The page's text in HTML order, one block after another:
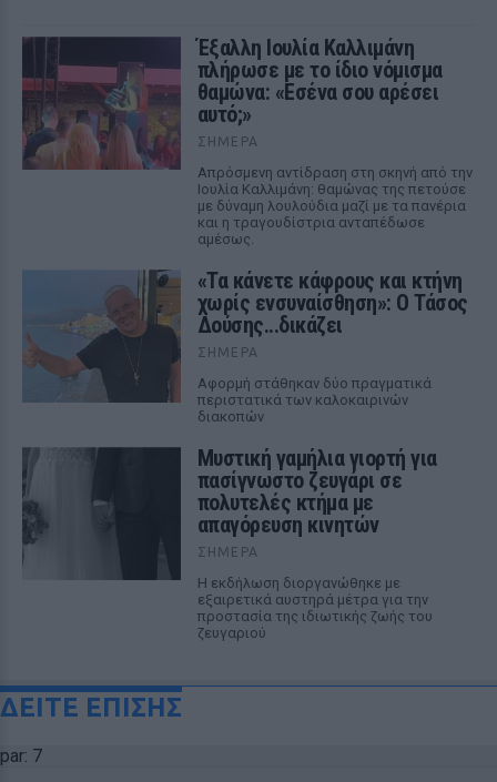
Έξαλλη Ιουλία Καλλιμάνη
πλήρωσε με το ίδιο νόμισμα
θαμώνα: «Εσένα σου αρέσει
αυτό;»
ΣΉΜΕΡΑ
Απρόσμενη αντίδραση στη σκηνή από την
Ιουλία Καλλιμάνη: θαμώνας της πετούσε
με δύναμη λουλούδια μαζί με τα πανέρια
και η τραγουδίστρια ανταπέδωσε
αμέσως.
«Τα κάνετε κάφρους και κτήνη
χωρίς ενσυναίσθηση»: Ο Τάσος
Δούσης...δικάζει
ΣΉΜΕΡΑ
Αφορμή στάθηκαν δύο πραγματικά
περιστατικά των καλοκαιρινών
διακοπών
Μυστική γαμήλια γιορτή για
πασίγνωστο ζευγάρι σε
πολυτελές κτήμα με
απαγόρευση κινητών
ΣΉΜΕΡΑ
Η εκδήλωση διοργανώθηκε με
εξαιρετικά αυστηρά μέτρα για την
προστασία της ιδιωτικής ζωής του
ζευγαριού
ΔΕΙΤΕ ΕΠΙΣΗΣ
par: 7